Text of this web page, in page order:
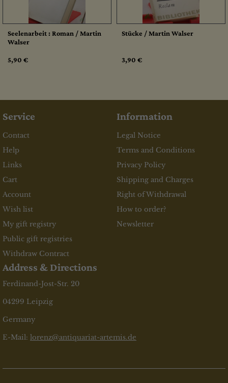
Seelenarbeit : Roman / Martin
Walser
5,90 €
Stücke / Martin Walser
3,90 €
Service
Contact
Help
Links
Cart
Account
Wish list
My gift registry
Public gift registries
Withdraw Contract
Information
Legal Notice
Terms and Conditions
Privacy Policy
Shipping and Charges
Right of Withdrawal
How to order?
Newsletter
Address & Directions
Ferdinand-Jost-Str. 20
04299 Leipzig
Germany
E-Mail: lorenz@antiquariat-artemis.de